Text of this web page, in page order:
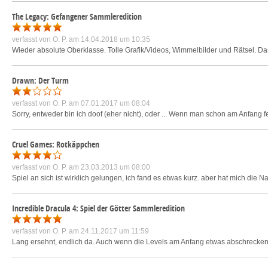
The Legacy: Gefangener Sammleredition
verfasst von O. P. am 14.04.2018 um 10:35
Wieder absolute Oberklasse. Tolle Grafik/Videos, Wimmelbilder und Rätsel.
Drawn: Der Turm
verfasst von O. P. am 07.01.2017 um 08:04
Sorry, entweder bin ich doof (eher nicht), oder ... Wenn man schon am
Cruel Games: Rotkäppchen
verfasst von O. P. am 23.03.2013 um 08:00
Spiel an sich ist wirklich gelungen, ich fand es etwas kurz. aber hat mich die
Incredible Dracula 4: Spiel der Götter Sammleredition
verfasst von O. P. am 24.11.2017 um 11:59
Lang ersehnt, endlich da. Auch wenn die Levels am Anfang etwas